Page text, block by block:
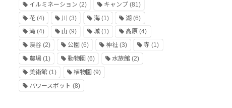
イルミネーション (2) キャンプ(81)
花 (4) 川 (3) 海(1) 湖 (6)
滝 (4) 山 (9) 城(1) 高原 (4)
渓谷 (2) 公園 (6) 神社(3) 寺 (1)
農場 (1) 動物園 (6) 水族館(2)
美術館 (1) 植物園 (9)
パワースポット (8)